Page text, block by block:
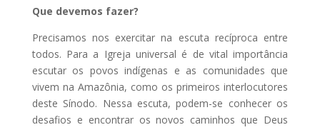
Que devemos fazer?
Precisamos nos exercitar na escuta recíproca entre
todos. Para a Igreja universal é de vital importância
escutar os povos indígenas e as comunidades que
vivem na Amazônia, como os primeiros interlocutores
deste Sínodo. Nessa escuta, podem-se conhecer os
desafios e encontrar os novos caminhos que Deus